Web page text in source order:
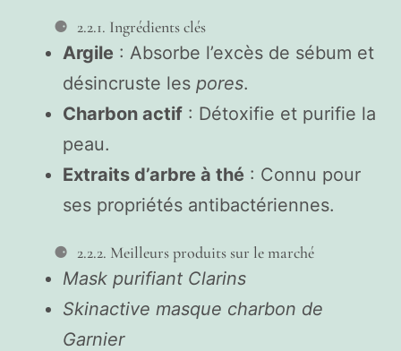
2.2.1. Ingrédients clés
Argile : Absorbe l’excès de sébum et
désincruste les pores.
Charbon actif : Détoxifie et purifie la
peau.
Extraits d’arbre à thé : Connu pour
ses propriétés antibactériennes.
2.2.2. Meilleurs produits sur le marché
Mask purifiant Clarins
Skinactive masque charbon de
Garnier